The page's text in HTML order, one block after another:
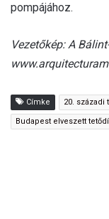
pompájához.
Vezetőkép: A
Címke 20. századi
Budapest elveszett